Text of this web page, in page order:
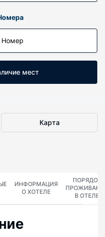
Номер
мест
Карта
ИНФОРМАЦИЯ
О ХОТЕЛЕ
ПОРЯДОК
В ОТЕЛЕ